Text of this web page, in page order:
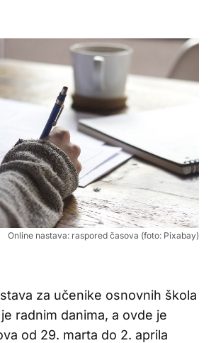
Online nastava: raspored časova (foto: Pixabay)
za učenike osnovnih škola
radnim danima, a ovde je
od 29. marta do 2. aprila